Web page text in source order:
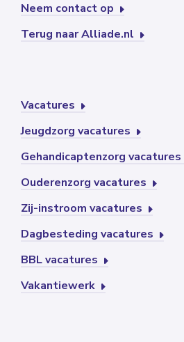
Neem contact op
Terug naar Alliade.nl
Vacatures
Jeugdzorg vacatures
Gehandicaptenzorg vacatures
Ouderenzorg vacatures
Zij-instroom vacatures
Dagbesteding vacatures
BBL vacatures
Vakantiewerk